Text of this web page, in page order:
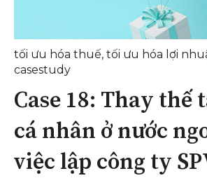
tối ưu hóa thuế, tối ưu hóa lợi
casestudy
Case 18: Thay thế
cá nhân ở nước
việc lập công ty